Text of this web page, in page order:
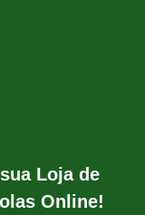
Loja de
Online!